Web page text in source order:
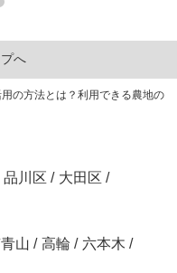
へ
の方法とは？利用できる農地の
品川区 / 大田区 /
山 / 高輪 / 六本木 /